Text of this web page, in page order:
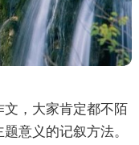
，大家肯定都不陌
意义的记叙方法。